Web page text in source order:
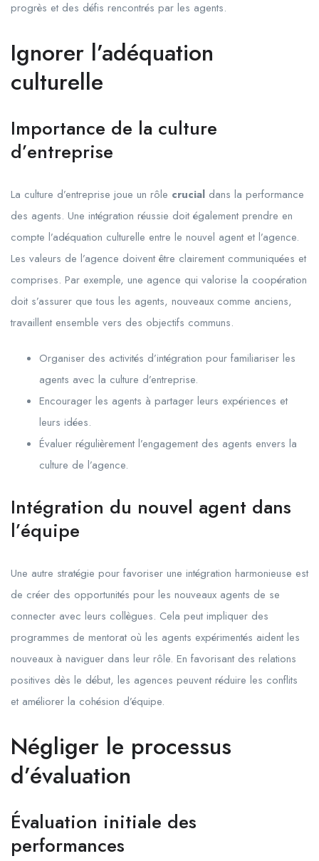
progrès et des défis rencontrés par les agents.
Ignorer l’adéquation
culturelle
Importance de la culture
d’entreprise
La culture d’entreprise joue un rôle crucial dans la performance
des agents. Une intégration réussie doit également prendre en
compte l’adéquation culturelle entre le nouvel agent et l’agence.
Les valeurs de l’agence doivent être clairement communiquées et
comprises. Par exemple, une agence qui valorise la coopération
doit s’assurer que tous les agents, nouveaux comme anciens,
travaillent ensemble vers des objectifs communs.
Organiser des activités d’intégration pour familiariser les
agents avec la culture d’entreprise.
Encourager les agents à partager leurs expériences et
leurs idées.
Évaluer régulièrement l’engagement des agents envers la
culture de l’agence.
Intégration du nouvel agent dans
l’équipe
Une autre stratégie pour favoriser une intégration harmonieuse est
de créer des opportunités pour les nouveaux agents de se
connecter avec leurs collègues. Cela peut impliquer des
programmes de mentorat où les agents expérimentés aident les
nouveaux à naviguer dans leur rôle. En favorisant des relations
positives dès le début, les agences peuvent réduire les conflits
et améliorer la cohésion d’équipe.
Négliger le processus
d’évaluation
Évaluation initiale des
performances